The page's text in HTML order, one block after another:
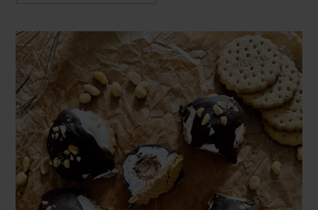
Cocktail-uri
Smoothies
Ceva Dulce
Biscuiți, Bomboane și
Fursecuri
Brioșe și Checuri
Budinci, Jeleuri și Sufleuri